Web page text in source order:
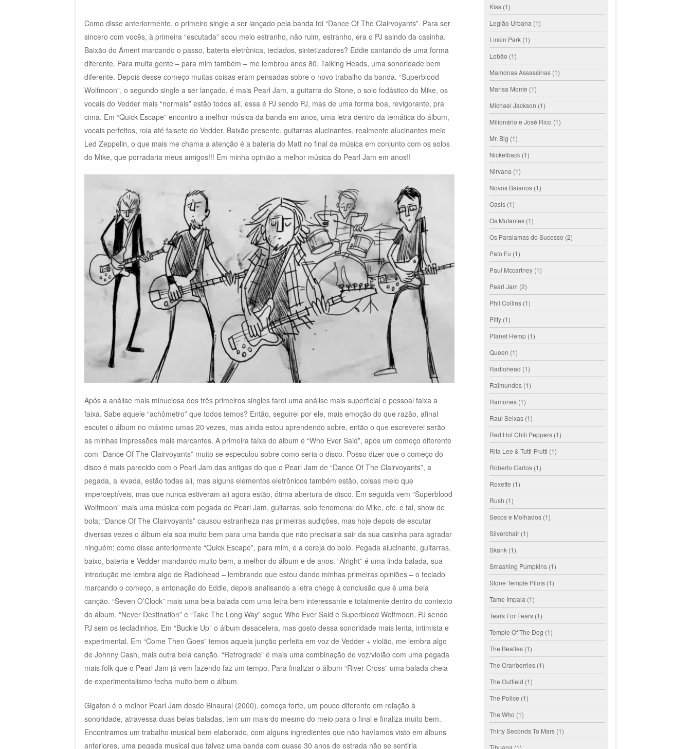
Como disse anteriormente, o primeiro single a ser lançado pela banda foi “Dance Of The Clairvoyants”. Para ser
sincero com vocês, à primeira “escutada” soou meio estranho, não ruim, estranho, era o PJ saindo da casinha.
Baixão do Ament marcando o passo, bateria eletrônica, teclados, sintetizadores? Eddie cantando de uma forma
diferente. Para muita gente – para mim também – me lembrou anos 80, Talking Heads, uma sonoridade bem
diferente. Depois desse começo muitas coisas eram pensadas sobre o novo trabalho da banda. “Superblood
Wolfmoon”, o segundo single a ser lançado, é mais Pearl Jam, a guitarra do Stone, o solo fodástico do Mike, os
vocais do Vedder mais “normais” estão todos ali, essa é PJ sendo PJ, mas de uma forma boa, revigorante, pra
cima. Em “Quick Escape” encontro a melhor música da banda em anos, uma letra dentro da temática do álbum,
vocais perfeitos, rola até falsete do Vedder. Baixão presente, guitarras alucinantes, realmente alucinantes meio
Led Zeppelin, o que mais me chama a atenção é a bateria do Matt no final da música em conjunto com os solos
do Mike, que porradaria meus amigos!!! Em minha opinião a melhor música do Pearl Jam em anos!!
Após a análise mais minuciosa dos três primeiros singles farei uma análise mais superficial e pessoal faixa a
faixa. Sabe aquele “achômetro” que todos temos? Então, seguirei por ele, mais emoção do que razão, afinal
escutei o álbum no máximo umas 20 vezes, mas ainda estou aprendendo sobre, então o que escreverei serão
as minhas impressões mais marcantes. A primeira faixa do álbum é “Who Ever Said”, após um começo diferente
com “Dance Of The Clairvoyants” muito se especulou sobre como seria o disco. Posso dizer que o começo do
disco é mais parecido com o Pearl Jam das antigas do que o Pearl Jam de “Dance Of The Clairvoyants”, a
pegada, a levada, estão todas ali, mas alguns elementos eletrônicos também estão, coisas meio que
imperceptíveis, mas que nunca estiveram ali agora estão, ótima abertura de disco. Em seguida vem “Superblood
Wolfmoon” mais uma música com pegada de Pearl Jam, guitarras, solo fenomenal do Mike, etc. e tal, show de
bola; “Dance Of The Clairvoyants” causou estranheza nas primeiras audições, mas hoje depois de escutar
diversas vezes o álbum ela soa muito bem para uma banda que não precisaria sair da sua casinha para agradar
ninguém; como disse anteriormente “Quick Escape”, para mim, é a cereja do bolo. Pegada alucinante, guitarras,
baixo, bateria e Vedder mandando muito bem, a melhor do álbum e de anos. “Alright” é uma linda balada, sua
introdução me lembra algo de Radiohead – lembrando que estou dando minhas primeiras opiniões – o teclado
marcando o começo, a entonação do Eddie, depois analisando a letra chego à conclusão que é uma bela
canção. “Seven O’Clock” mais uma bela balada com uma letra bem interessante e totalmente dentro do contexto
do álbum. “Never Destination” e “Take The Long Way” segue Who Ever Said e Superblood Wolfmoon, PJ sendo
PJ sem os tecladinhos. Em “Buckle Up” o álbum desacelera, mas gosto dessa sonoridade mais lenta, intimista e
experimental. Em “Come Then Goes” temos aquela junção perfeita em voz de Vedder + violão, me lembra algo
de Johnny Cash, mais outra bela canção. “Retrograde” é mais uma combinação de voz/violão com uma pegada
mais folk que o Pearl Jam já vem fazendo faz um tempo. Para finalizar o álbum “River Cross” uma balada cheia
de experimentalismo fecha muito bem o álbum.
Gigaton é o melhor Pearl Jam desde Binaural (2000), começa forte, um pouco diferente em relação à
sonoridade, atravessa duas belas baladas, tem um mais do mesmo do meio para o final e finaliza muito bem.
Encontramos um trabalho musical bem elaborado, com alguns ingredientes que não havíamos visto em álbuns
anteriores, uma pegada musical que talvez uma banda com quase 30 anos de estrada não se sentiria
Kiss (1)
Legião Urbana (1)
Linkin Park (1)
Lobão (1)
Mamonas Assassinas (1)
Marisa Monte (1)
Michael Jackson (1)
Milionário e José Rico (1)
Mr. Big (1)
Nickelback (1)
Nirvana (1)
Novos Baianos (1)
Oasis (1)
Os Mutantes (1)
Os Paralamas do Sucesso (2)
Pato Fu (1)
Paul Mccartney (1)
Pearl Jam (2)
Phil Collins (1)
Pitty (1)
Planet Hemp (1)
Queen (1)
Radiohead (1)
Raimundos (1)
Ramones (1)
Raul Seixas (1)
Red Hot Chili Peppers (1)
Rita Lee & Tutti-Frutti (1)
Roberto Carlos (1)
Roxette (1)
Rush (1)
Secos e Molhados (1)
Silverchair (1)
Skank (1)
Smashing Pumpkins (1)
Stone Temple Pilots (1)
Tame Impala (1)
Tears For Fears (1)
Temple Of The Dog (1)
The Beatles (1)
The Cranberries (1)
The Outfield (1)
The Police (1)
The Who (1)
Thirty Seconds To Mars (1)
Tihuana (1)